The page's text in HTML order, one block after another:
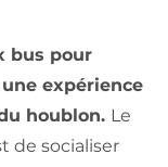
bus pour
expérience
houblon. Le
de socialiser